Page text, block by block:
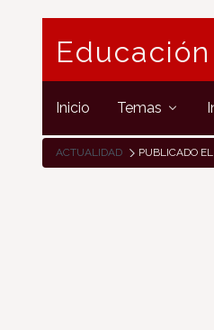
Educación
Inicio Temas
ACTUALIDAD PUBLICADO EL CURSO ONLINE